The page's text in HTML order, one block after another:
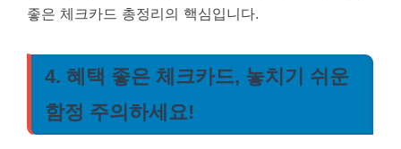
좋은 체크카드 총정리의 핵심입니다.
4. 혜택 좋은 체크카드, 놓치기 쉬운
함정 주의하세요!